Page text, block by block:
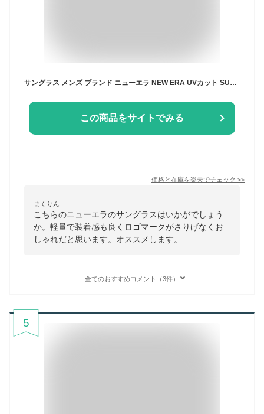
サングラス メンズ ブランド ニューエラ NEW ERA UVカット SUNGLASS ウェリントン ボストン メンズ レディース 男女兼用 ユニセックス 眼鏡 スポーツ ブランド ストリート
この商品をサイトでみる
価格と在庫を楽天でチェック >>
まくりん
こちらのニューエラのサングラスはいかがでしょう
か。軽量で装着感も良くロゴマークがさりげなくお
しゃれだと思います。オススメします。
全てのおすすめコメント（3件）
5